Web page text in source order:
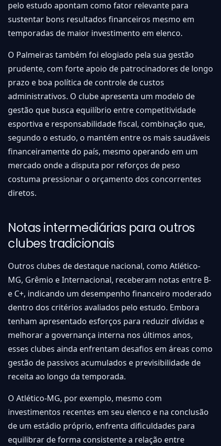
pelo estudo apontam como fator relevante para
sustentar bons resultados financeiros mesmo em
temporadas de maior investimento em elenco.
O Palmeiras também foi elogiado pela sua gestão
prudente, com forte apoio de patrocinadores de longo
prazo e boa política de controle de custos
administrativos. O clube apresenta um modelo de
gestão que busca equilíbrio entre competitividade
esportiva e responsabilidade fiscal, combinação que,
segundo o estudo, o mantém entre os mais saudáveis
financeiramente do país, mesmo operando em um
mercado onde a disputa por reforços de peso
costuma pressionar o orçamento dos concorrentes
diretos.
Notas intermediárias para outros
clubes tradicionais
Outros clubes de destaque nacional, como Atlético-
MG, Grêmio e Internacional, receberam notas entre B-
e C+, indicando um desempenho financeiro moderado
dentro dos critérios avaliados pelo estudo. Embora
tenham apresentado esforços para reduzir dívidas e
melhorar a governança interna nos últimos anos,
esses clubes ainda enfrentam desafios em áreas como
gestão de passivos acumulados e previsibilidade de
receita ao longo da temporada.
O Atlético-MG, por exemplo, mesmo com
investimentos recentes em seu elenco e na conclusão
de um estádio próprio, enfrenta dificuldades para
equilibrar de forma consistente a relação entre